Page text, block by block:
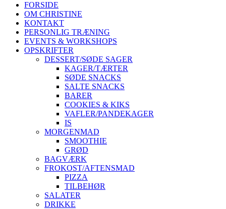
FORSIDE
OM CHRISTINE
KONTAKT
PERSONLIG TRÆNING
EVENTS & WORKSHOPS
OPSKRIFTER
DESSERT/SØDE SAGER
KAGER/TÆRTER
SØDE SNACKS
SALTE SNACKS
BARER
COOKIES & KIKS
VAFLER/PANDEKAGER
IS
MORGENMAD
SMOOTHIE
GRØD
BAGVÆRK
FROKOST/AFTENSMAD
PIZZA
TILBEHØR
SALATER
DRIKKE